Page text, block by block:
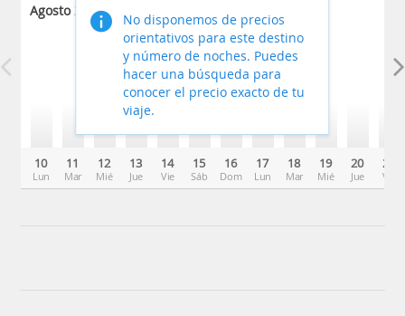
Agosto 2026
10
Lun
11
Mar
12
Mié
13
Jue
14
Vie
15
Sáb
16
Dom
17
Lun
18
Mar
19
Mié
20
Jue
21
Vie
No disponemos de precios
orientativos para este destino
y número de noches. Puedes
hacer una búsqueda para
conocer el precio exacto de tu
viaje.